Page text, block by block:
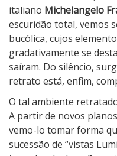
l
b
u
c
o
italiano Michelangelo
escuridão total, vemos
bucólica, cujos
gradativamente se
saíram. Do silêncio,
retrato está, enfim,
O tal ambiente
A partir de novos
vemo-lo tomar forma
sucessão de “vistas